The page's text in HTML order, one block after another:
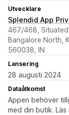
Utvecklare
Splendid App
467/468, Situated
Bangalore North,
560038, IN
Lansering
28 augusti 2024
Dataåtkomst
Appen behöver
med din butik.